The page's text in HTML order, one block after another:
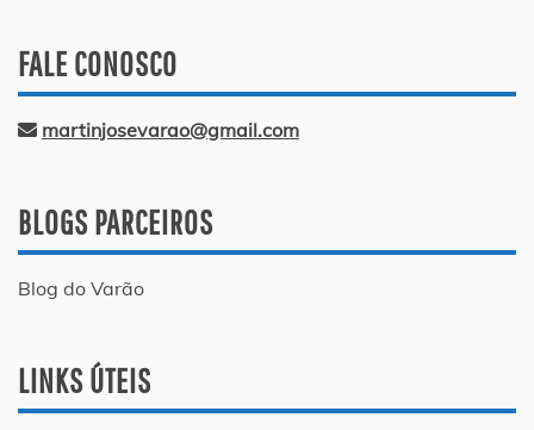
FALE CONOSCO
martinjosevarao@gmail.com
BLOGS PARCEIROS
Blog do Varão
LINKS ÚTEIS